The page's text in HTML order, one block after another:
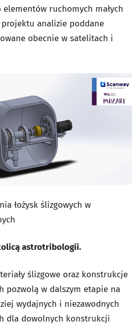
elementów ruchomych małych
analizie poddane
obecnie w satelitach i
łożysk ślizgowych w
astrotribologii.
ślizgowe oraz konstrukcje
pozwolą w dalszym etapie na
wydajnych i niezawodnych
dla dowolnych konstrukcji